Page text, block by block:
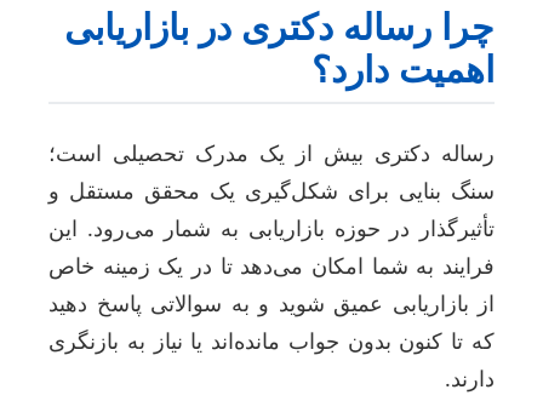
رساله دکتری در بازاریابی
دارد؟
دکتری بیش از یک مدرک تحصیلی است؛
بنایی برای شکل‌گیری یک محقق مستقل و
در حوزه بازاریابی به شمار می‌رود. این
به شما امکان می‌دهد تا در یک زمینه خاص
بازاریابی عمیق شوید و به سوالاتی پاسخ دهید
تا کنون بدون جواب مانده‌اند یا نیاز به بازنگری